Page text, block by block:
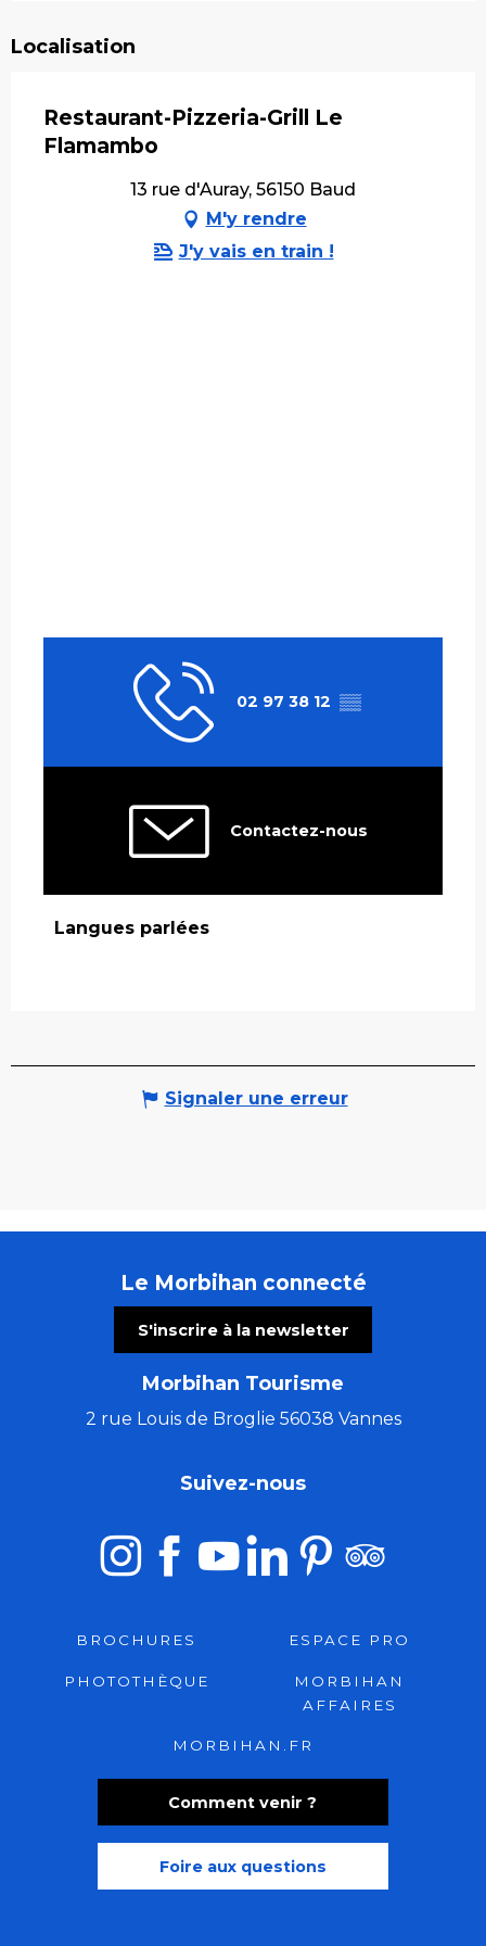
Localisation
Restaurant-Pizzeria-Grill Le
Flamambo
13 rue d'Auray, 56150 Baud
M'y rendre
J'y vais en train !
02 97 38 12 ▒▒
Contactez-nous
Langues parlées
Langues parlées
Signaler une erreur
Le Morbihan connecté
S'inscrire à la newsletter
Morbihan Tourisme
2 rue Louis de Broglie 56038 Vannes
Comment venir ?
Foire aux questions
Suivez-nous
BROCHURES ESPACE PRO
PHOTOTHÈQUE
MORBIHAN
AFFAIRES
MORBIHAN.FR